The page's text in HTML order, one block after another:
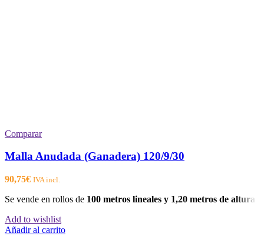
Comparar
Malla Anudada (Ganadera) 120/9/30
90,75€ IVA incl.
Se vende en rollos de 100 metros lineales y 1,20 metros de altura
Add to wishlist
Añadir al carrito